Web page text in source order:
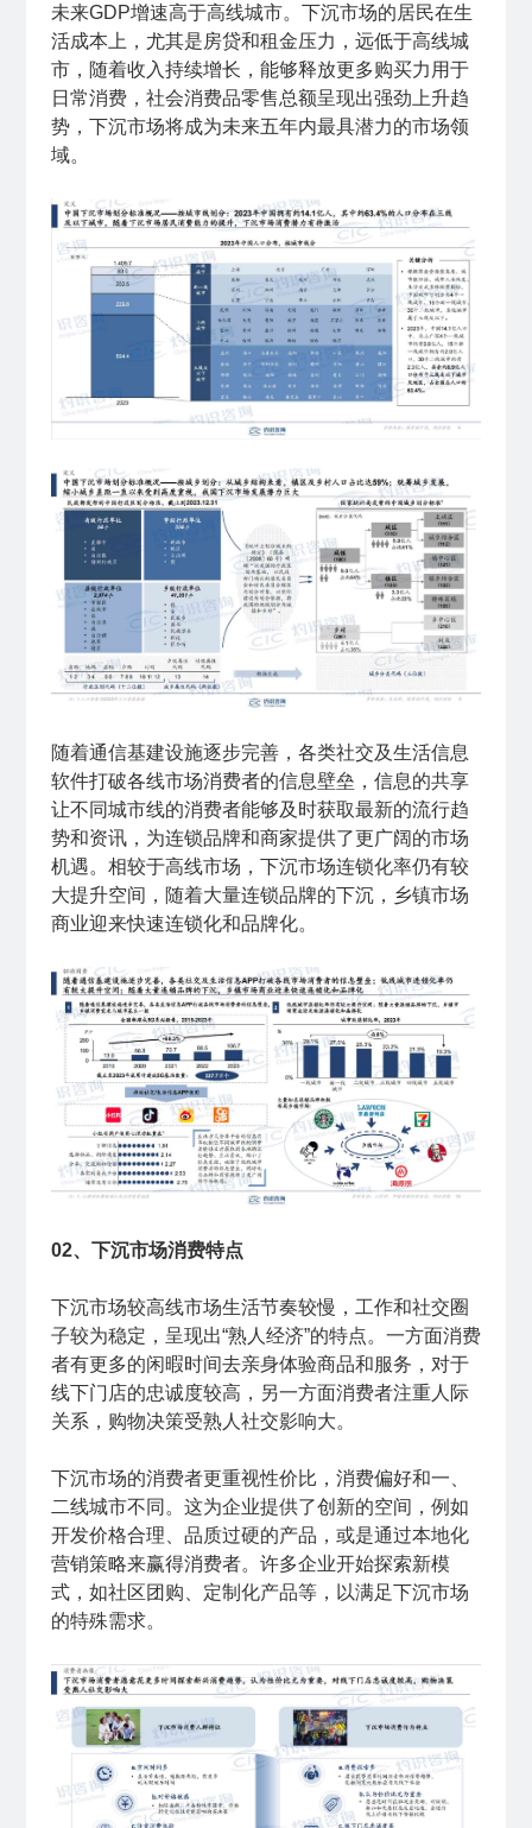
未来GDP增速高于高线城市。下沉市场的居民在生
活成本上，尤其是房贷和租金压力，远低于高线城
市，随着收入持续增长，能够释放更多购买力用于
日常消费，社会消费品零售总额呈现出强劲上升趋
势，下沉市场将成为未来五年内最具潜力的市场领
域。
随着通信基建设施逐步完善，各类社交及生活信息
软件打破各线市场消费者的信息壁垒，信息的共享
让不同城市线的消费者能够及时获取最新的流行趋
势和资讯，为连锁品牌和商家提供了更广阔的市场
机遇。相较于高线市场，下沉市场连锁化率仍有较
大提升空间，随着大量连锁品牌的下沉，乡镇市场
商业迎来快速连锁化和品牌化。
02、下沉市场消费特点
下沉市场较高线市场生活节奏较慢，工作和社交圈
子较为稳定，呈现出“熟人经济”的特点。一方面消费
者有更多的闲暇时间去亲身体验商品和服务，对于
线下门店的忠诚度较高，另一方面消费者注重人际
关系，购物决策受熟人社交影响大。
下沉市场的消费者更重视性价比，消费偏好和一、
二线城市不同。这为企业提供了创新的空间，例如
开发价格合理、品质过硬的产品，或是通过本地化
营销策略来赢得消费者。许多企业开始探索新模
式，如社区团购、定制化产品等，以满足下沉市场
的特殊需求。